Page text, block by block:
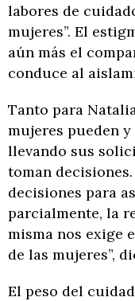
labores de
mujeres”. El
aún más el
conduce al
Tanto para
mujeres pueden
llevando sus
toman
decisiones para
parcialmente, la
misma nos exige
de las mujeres”,
El peso del